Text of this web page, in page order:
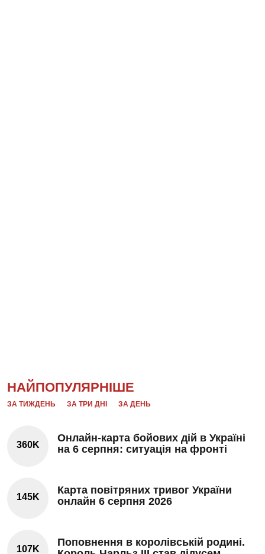
НАЙПОПУЛЯРНІШЕ
ЗА ТИЖДЕНЬ ЗА ТРИ ДНІ ЗА ДЕНЬ
360K
Онлайн-карта бойових дій в Україні
на 6 серпня: ситуація на фронті
145K
Карта повітряних тривог України
онлайн 6 серпня 2026
107K
Поповнення в королівській родині.